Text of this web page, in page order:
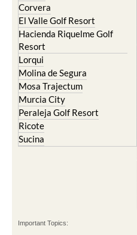
Corvera
El Valle Golf Resort
Hacienda Riquelme Golf
Resort
Lorqui
Molina de Segura
Mosa Trajectum
Murcia City
Peraleja Golf Resort
Ricote
Sucina
Important Topics: